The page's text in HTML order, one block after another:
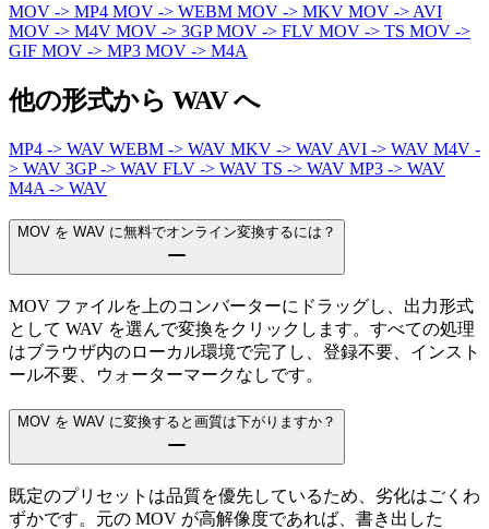
MOV -> MP4 MOV -> WEBM MOV -> MKV MOV -> AVI
MOV -> M4V MOV -> 3GPMOV -> FLV MOV -> TS MOV ->
GIF MOV -> MP3 MOV -> M4A
他の形式から WAV へ
MP4 -> WAV WEBM -> WAV MKV -> WAV AVI -> WAV M4V -
> WAV 3GP -> WAV FLV -> WAV TS -> WAV MP3 -> WAV
M4A -> WAV
MOV を WAV に無料でオンライン変換するには？
MOV ファイルを上のコンバーターにドラッグし、出力形式
として WAV を選んで変換をクリックします。すべての処理
はブラウザ内のローカル環境で完了し、登録不要、インスト
ール不要、ウォーターマークなしです。
MOV を WAV に変換すると画質は下がりますか？
既定のプリセットは品質を優先しているため、劣化はごくわ
ずかです。元の MOV が高解像度であれば、書き出した